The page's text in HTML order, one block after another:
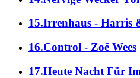
15.Irrenhaus - Harris
16.Control - Zoë Wees
17.Heute Nacht Für